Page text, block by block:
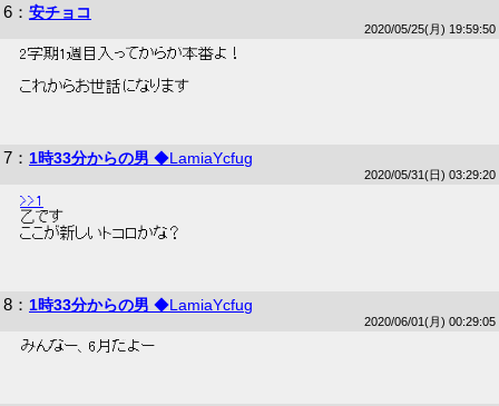
6 ： 安チョコ
2020/05/25(月) 19:59:50
2学期1週目入ってからが本番よ！
これからお世話になります
7 ： 1時33分からの男 ◆LamiaYcfug
2020/05/31(日) 03:29:20
>>1
乙です
ここが新しいトコロかな？
8 ： 1時33分からの男 ◆LamiaYcfug
2020/06/01(月) 00:29:05
みんなー、6月だよー